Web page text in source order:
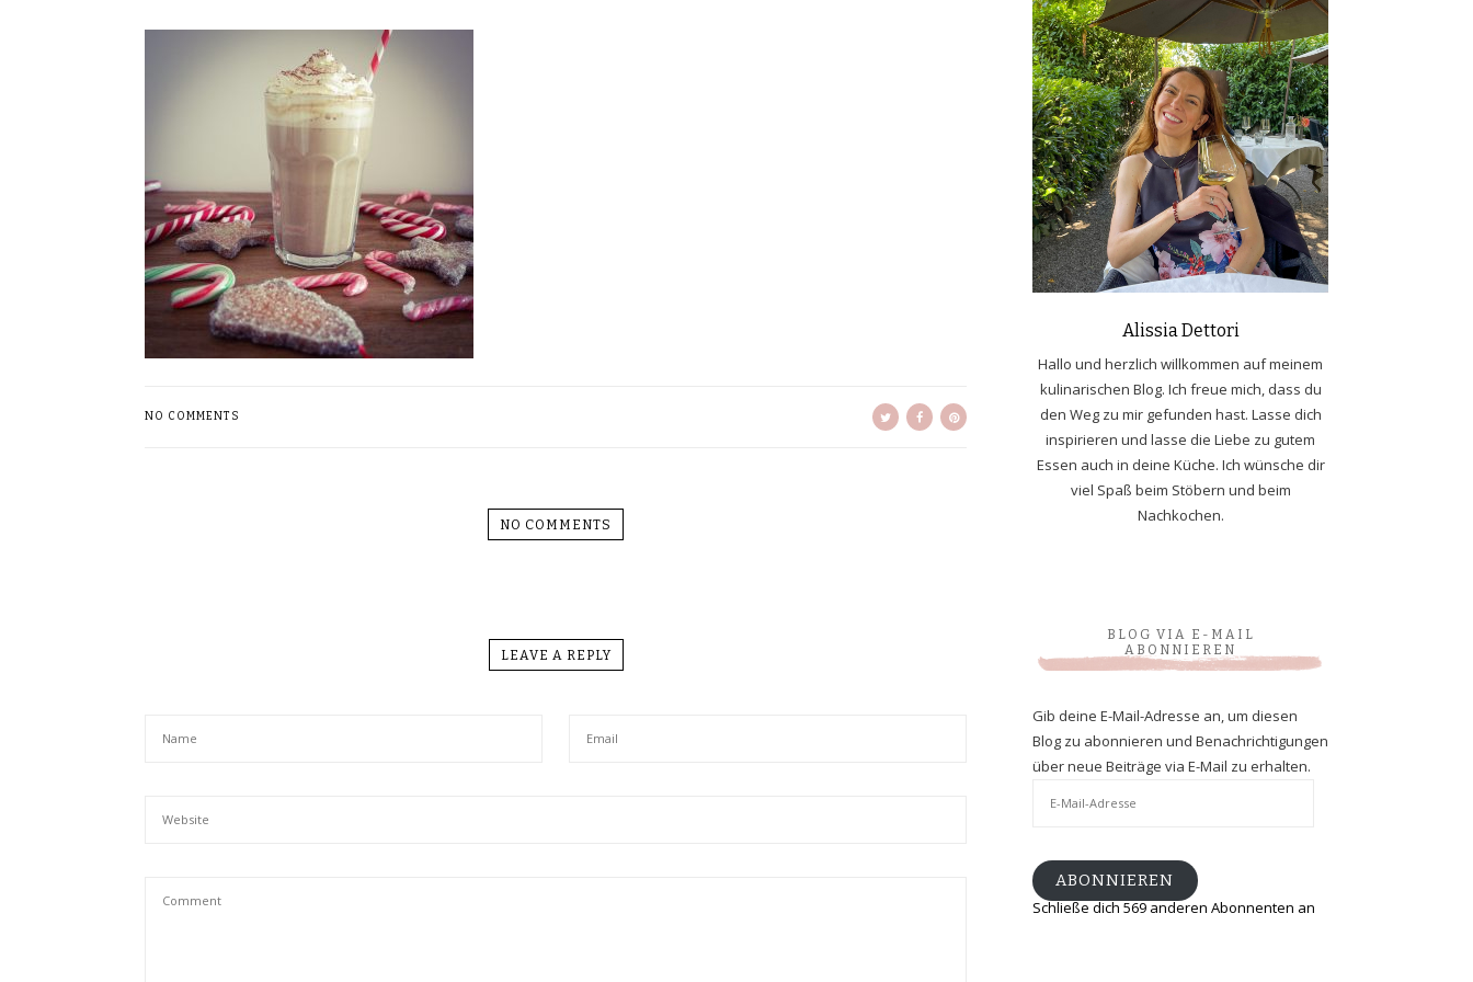
NO COMMENTS
NO COMMENTS
LEAVE A REPLY
Alissia Dettori
Hallo und herzlich willkommen auf meinem
kulinarischen Blog. Ich freue mich, dass du
den Weg zu mir gefunden hast. Lasse dich
inspirieren und lasse die Liebe zu gutem
Essen auch in deine Küche. Ich wünsche dir
viel Spaß beim Stöbern und beim
Nachkochen.
BLOG VIA E-MAIL
ABONNIEREN
Gib deine E-Mail-Adresse an, um diesen
Blog zu abonnieren und Benachrichtigungen
über neue Beiträge via E-Mail zu erhalten.
ABONNIEREN
Schließe dich 569 anderen Abonnenten an